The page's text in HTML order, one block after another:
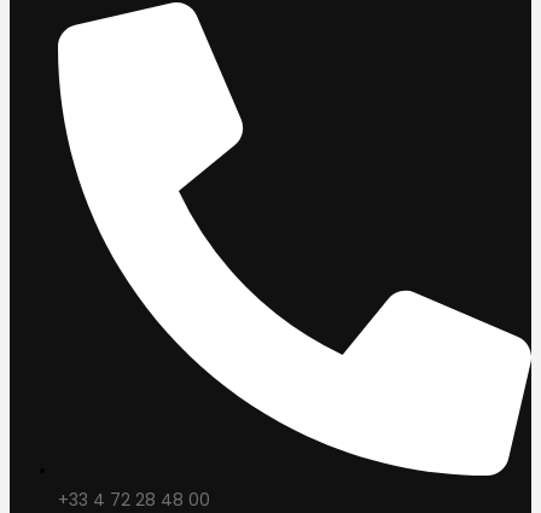
+33 4 72 28 48 00